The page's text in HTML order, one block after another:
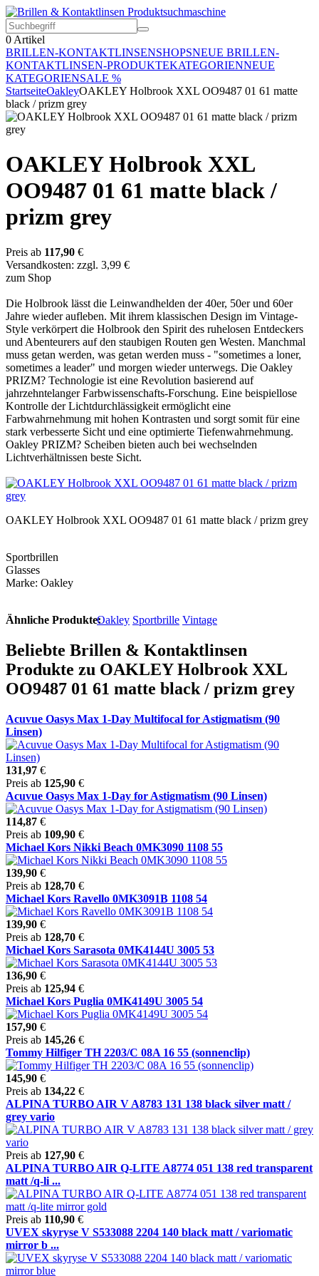
0 Artikel
BRILLEN-KONTAKTLINSENSHOPSNEUE BRILLEN-
KONTAKTLINSEN-PRODUKTEKATEGORIENNEUE
KATEGORIENSALE %
StartseiteOakleyOAKLEY Holbrook XXL OO9487 01 61 matte
black / prizm grey
OAKLEY Holbrook XXL
OO9487 01 61 matte black /
prizm grey
Preis ab 117,90 €
Versandkosten: zzgl. 3,99 €
zum Shop
Die Holbrook lässt die Leinwandhelden der 40er, 50er und 60er
Jahre wieder aufleben. Mit ihrem klassischen Design im Vintage-
Style verkörpert die Holbrook den Spirit des ruhelosen Entdeckers
und Abenteurers auf den staubigen Routen gen Westen. Manchmal
muss getan werden, was getan werden muss - "sometimes a loner,
sometimes a leader" und morgen wieder unterwegs. Die Oakley
PRIZM? Technologie ist eine Revolution basierend auf
jahrzehntelanger Farbwissenschafts-Forschung. Eine beispiellose
Kontrolle der Lichtdurchlässigkeit ermöglicht eine
Farbwahrnehmung mit hohen Kontrasten und sorgt somit für eine
stark verbesserte Sicht und eine optimierte Tiefenwahrnehmung.
Oakley PRIZM? Scheiben bieten auch bei wechselnden
Lichtverhältnissen beste Sicht.
OAKLEY Holbrook XXL OO9487 01 61 matte black / prizm grey
Sportbrillen
Glasses
Marke: Oakley
Ähnliche Produkte:Oakley Sportbrille Vintage
Beliebte Brillen & Kontaktlinsen
Produkte zu OAKLEY Holbrook XXL
OO9487 01 61 matte black / prizm grey
Acuvue Oasys Max 1-Day Multifocal for Astigmatism (90
Linsen)
131,97 €
Preis ab 125,90 €
Acuvue Oasys Max 1-Day for Astigmatism (90 Linsen)
114,87 €
Preis ab 109,90 €
Michael Kors Nikki Beach 0MK3090 1108 55
139,90 €
Preis ab 128,70 €
Michael Kors Ravello 0MK3091B 1108 54
139,90 €
Preis ab 128,70 €
Michael Kors Sarasota 0MK4144U 3005 53
136,90 €
Preis ab 125,94 €
Michael Kors Puglia 0MK4149U 3005 54
157,90 €
Preis ab 145,26 €
Tommy Hilfiger TH 2203/C 08A 16 55 (sonnenclip)
145,90 €
Preis ab 134,22 €
ALPINA TURBO AIR V A8783 131 138 black silver matt /
grey vario
Preis ab 127,90 €
ALPINA TURBO AIR Q-LITE A8774 051 138 red transparent
matt /q-li ...
Preis ab 110,90 €
UVEX skyryse V S533088 2204 140 black matt / variomatic
mirror b ...